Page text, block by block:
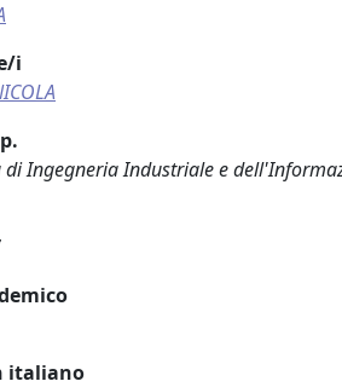
i
di Ingegneria Industriale e
italiano